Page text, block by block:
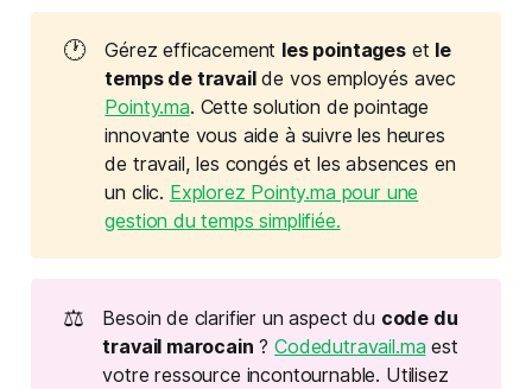
🕐 Gérez efficacement les pointageset le
temps de travailde vos employés avec
Pointy.ma. Cette solution de pointage
innovante vous aide à suivre les heures
de travail, les congés et les absences en
un clic. Explorez Pointy.ma pour une
gestion du temps simplifiée.
⚖️ Besoin de clarifier un aspect du code du
travail marocain ?Codedutravail.ma est
votre ressource incontournable. Utilisez